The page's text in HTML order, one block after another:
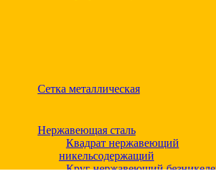
Сетка металлическая
Нержавеющая сталь
Квадрат нержавеющий
никельсодержащий
Круг нержавеющий